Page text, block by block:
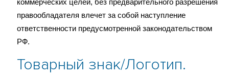
коммерческих целей, без предварительного разрешения
правообладателя влечет за собой наступление
ответственности предусмотренной законодательством
РФ.
Товарный знак/Логотип.